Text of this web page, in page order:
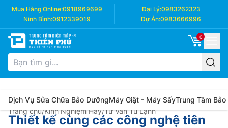
Mua Hàng Online:0918969699 Đại Lý:0983262323
Ninh Bình:0912339019 Dự Án:0983666996
0
Dịch Vụ Sửa Chữa Bảo DưỡngMáy Giặt - Máy SấyTrung Tâm Bảo
Trang chủ/Kinh Nghiệm Hay/Tư Vấn Tủ Lạnh
Thiết kế cùng các công nghệ tiên